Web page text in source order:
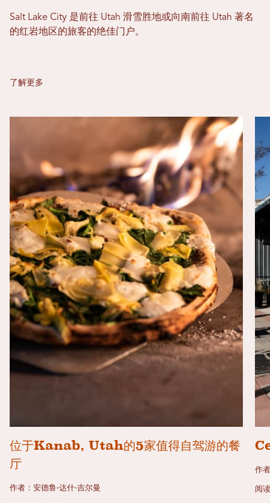
Salt Lake City 是前往 Utah 滑雪胜地或向南前往 Utah 著名
的红岩地区的旅客的绝佳门户。
了解更多
位于Kanab, Utah的5家值得自驾游的餐
厅
作者：安德鲁·达什·吉尔曼
作
阅